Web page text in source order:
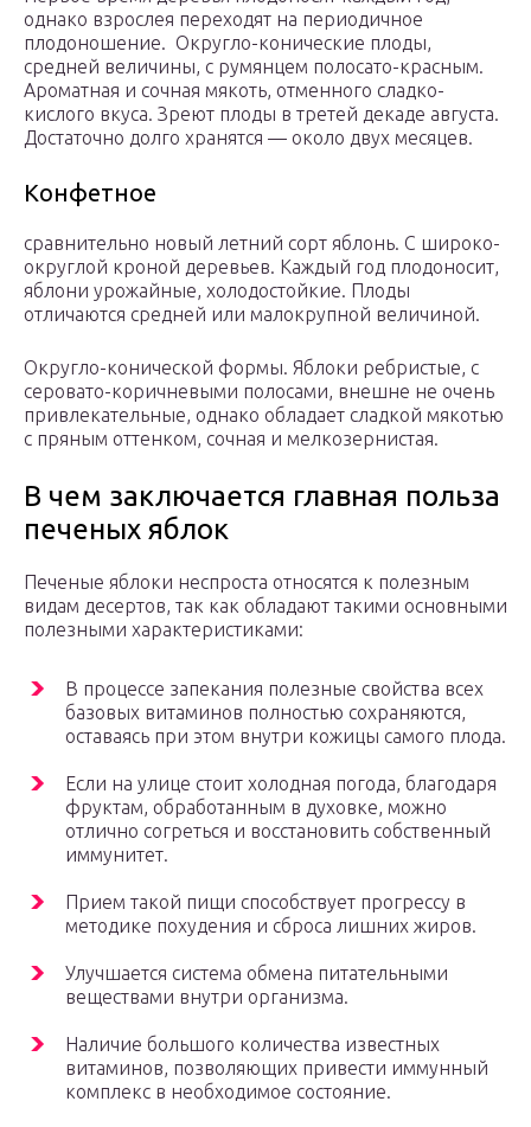
однако взрослея переходят на периодичное
плодоношение. Округло-конические плоды,
средней величины, с румянцем полосато-красным.
Ароматная и сочная мякоть, отменного сладко-
кислого вкуса. Зреют плоды в третей декаде августа.
Достаточно долго хранятся — около двух месяцев.
Конфетное
сравнительно новый летний сорт яблонь. С широко-
округлой кроной деревьев. Каждый год плодоносит,
яблони урожайные, холодостойкие. Плоды
отличаются средней или малокрупной величиной.
Округло-конической формы. Яблоки ребристые, с
серовато-коричневыми полосами, внешне не очень
привлекательные, однако обладает сладкой мякотью
с пряным оттенком, сочная и мелкозернистая.
В чем заключается главная польза
печеных яблок
Печеные яблоки неспроста относятся к полезным
видам десертов, так как обладают такими основными
полезными характеристиками:
В процессе запекания полезные свойства всех
базовых витаминов полностью сохраняются,
оставаясь при этом внутри кожицы самого плода.
Если на улице стоит холодная погода, благодаря
фруктам, обработанным в духовке, можно
отлично согреться и восстановить собственный
иммунитет.
Прием такой пищи способствует прогрессу в
методике похудения и сброса лишних жиров.
Улучшается система обмена питательными
веществами внутри организма.
Наличие большого количества известных
витаминов, позволяющих привести иммунный
комплекс в необходимое состояние.